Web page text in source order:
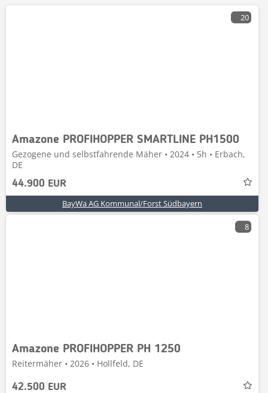
20
Amazone PROFIHOPPER SMARTLINE PH1500
Gezogene und selbstfahrende Mäher • 2024 • 5h • Erbach,
DE
44.900 EUR
BayWa AG Kommunal/Forst Südbayern
8
Amazone PROFIHOPPER PH 1250
Reitermäher • 2026 • Hollfeld, DE
42.500 EUR